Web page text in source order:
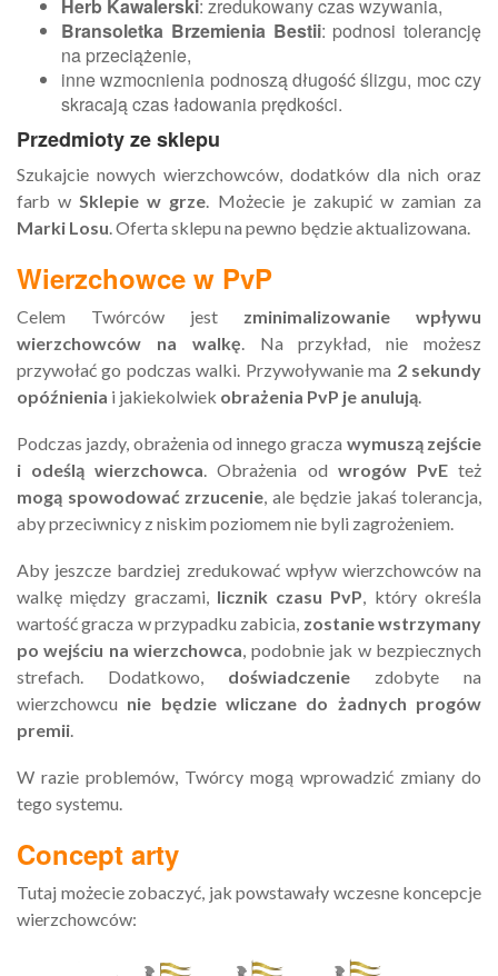
Herb Kawalerski: zredukowany czas wzywania,
Bransoletka Brzemienia Bestii: podnosi tolerancję
na przeciążenie,
inne wzmocnienia podnoszą długość ślizgu, moc czy
skracają czas ładowania prędkości.
Przedmioty ze sklepu
Szukajcie nowych wierzchowców, dodatków dla nich oraz
farb wSklepie w grze. Możecie je zakupić w zamian za
Marki Losu. Oferta sklepu na pewno będzie aktualizowana.
Wierzchowce w PvP
Celem Twórców jest zminimalizowanie wpływu
wierzchowców na walkę. Na przykład, nie możesz
przywołać go podczas walki. Przywoływanie ma 2 sekundy
opóźnienia i jakiekolwiek obrażenia PvP je anulują.
Podczas jazdy, obrażenia od innego gracza wymuszą zejście
i odeślą wierzchowca. Obrażenia od wrogów PvEteż
mogą spowodować zrzucenie, ale będzie jakaś tolerancja,
aby przeciwnicy z niskim poziomem nie byli zagrożeniem.
Aby jeszcze bardziej zredukować wpływ wierzchowców na
walkę między graczami, licznik czasu PvP, który określa
wartość gracza w przypadku zabicia, zostanie wstrzymany
po wejściu na wierzchowca, podobnie jak w bezpiecznych
strefach. Dodatkowo, doświadczenie zdobyte na
wierzchowcu nie będzie wliczane do żadnych progów
premii.
W razie problemów, Twórcy mogą wprowadzić zmiany do
tego systemu.
Concept arty
Tutaj możecie zobaczyć, jak powstawały wczesne koncepcje
wierzchowców: